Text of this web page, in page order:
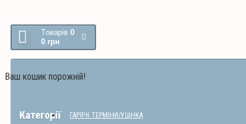
Tоварів 0
0 грн
Ваш кошик порожній!
Категорії ГАРЯЧІ ТЕРМІНИ/УЦІНКА